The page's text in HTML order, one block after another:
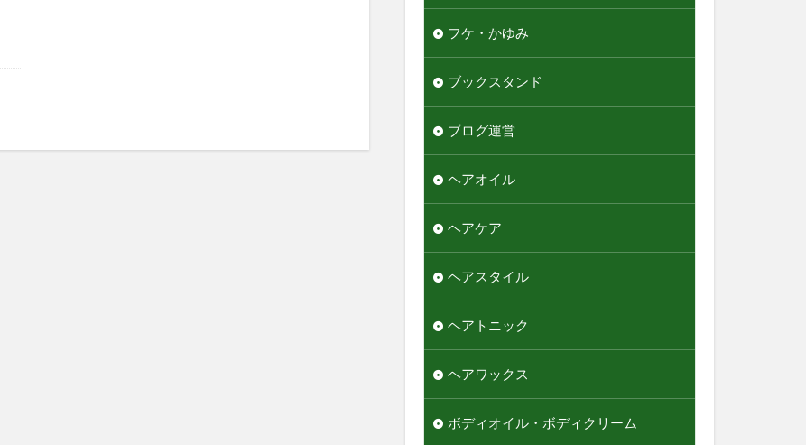
フケ・かゆみ
ブックスタンド
ブログ運営
ヘアオイル
ヘアケア
ヘアスタイル
ヘアトニック
ヘアワックス
ボディオイル・ボディクリーム